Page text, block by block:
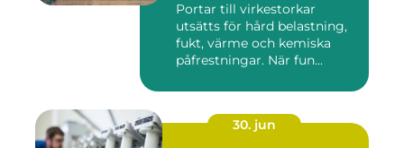
Portar till virkestorkar
utsätts för hård belastning,
fukt, värme och kemiska
påfrestningar. När fun...
30. jun